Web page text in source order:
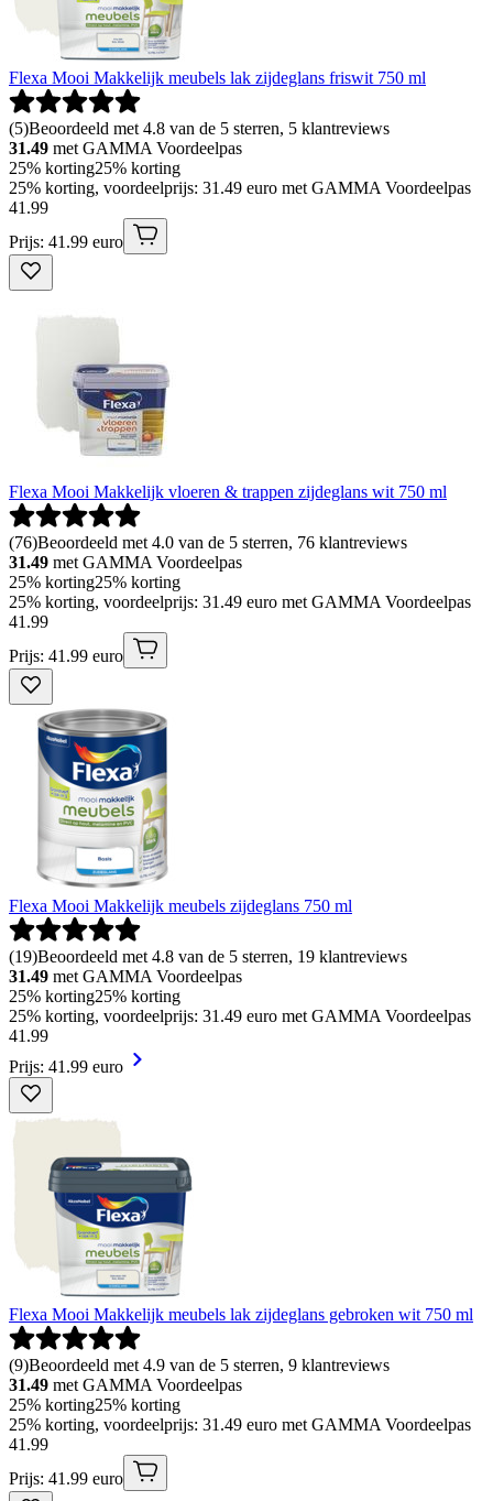
Flexa Mooi Makkelijk meubels lak zijdeglans friswit 750 ml
(5)Beoordeeld met 4.8 van de 5 sterren, 5 klantreviews
31.49 met GAMMA Voordeelpas
25% korting25% korting
25% korting, voordeelprijs: 31.49 euro met GAMMA Voordeelpas
41.99
Prijs: 41.99 euro
Flexa Mooi Makkelijk vloeren & trappen zijdeglans wit 750 ml
(76)Beoordeeld met 4.0 van de 5 sterren, 76 klantreviews
31.49 met GAMMA Voordeelpas
25% korting25% korting
25% korting, voordeelprijs: 31.49 euro met GAMMA Voordeelpas
41.99
Prijs: 41.99 euro
Flexa Mooi Makkelijk meubels zijdeglans 750 ml
(19)Beoordeeld met 4.8 van de 5 sterren, 19 klantreviews
31.49 met GAMMA Voordeelpas
25% korting25% korting
25% korting, voordeelprijs: 31.49 euro met GAMMA Voordeelpas
41.99
Prijs: 41.99 euro
Flexa Mooi Makkelijk meubels lak zijdeglans gebroken wit 750 ml
(9)Beoordeeld met 4.9 van de 5 sterren, 9 klantreviews
31.49 met GAMMA Voordeelpas
25% korting25% korting
25% korting, voordeelprijs: 31.49 euro met GAMMA Voordeelpas
41.99
Prijs: 41.99 euro